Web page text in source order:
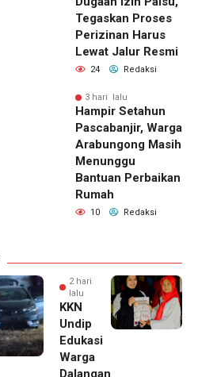
Tegaskan Proses
Perizinan Harus
Lewat Jalur Resmi
24 Redaksi
3 hari lalu
Hampir Setahun
Pascabanjir, Warga
Arabungong Masih
Menunggu
Bantuan Perbaikan
Rumah
10 Redaksi
2 hari
lalu
KKN
Undip
Edukasi
Warga